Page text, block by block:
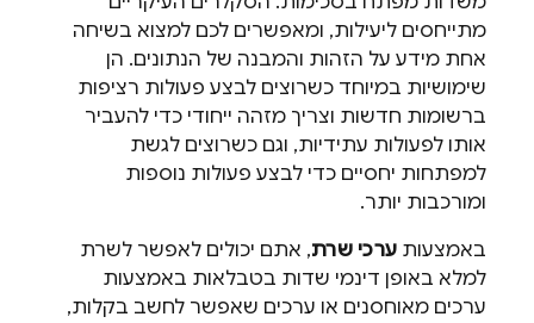
מתייחסים ליעילות, ומאפשרים לכם למצוא בשיחה
אחת מידע על הזהות והמבנה של הנתונים. הן
שימושיות במיוחד כשרוצים לבצע פעולות רציפות
ברשומות חדשות וצריך מזהה ייחודי כדי להעביר
אותו לפעולות עתידיות, וגם כשרוצים לגשת
למפתחות יחסיים כדי לבצע פעולות נוספות
ומורכבות יותר.
באמצעות ערכי שרת, אתם יכולים לאפשר לשרת
למלא באופן דינמי שדות בטבלאות באמצעות
ערכים מאוחסנים או ערכים שאפשר לחשב בקלות,